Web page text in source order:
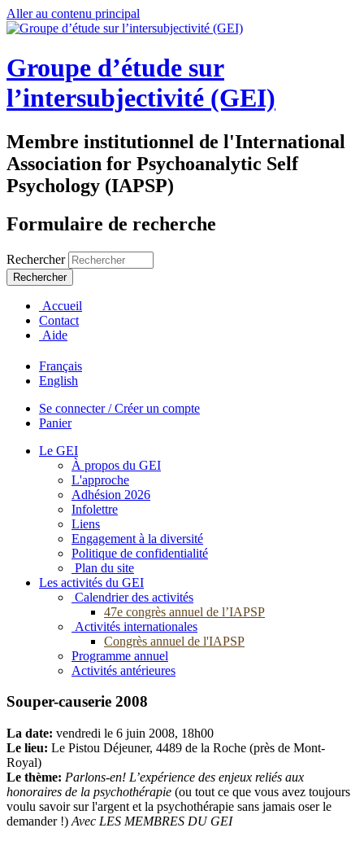
Aller au contenu principal
Groupe d’étude sur
l’intersubjectivité (GEI)
Membre institutionnel de l'International
Association for Psychoanalytic Self
Psychology (IAPSP)
Formulaire de recherche
Rechercher
Accueil
Contact
Aide
Français
English
Se connecter / Créer un compte
Panier
Le GEI
À propos du GEI
L'approche
Adhésion 2026
Infolettre
Liens
Engagement à la diversité
Politique de confidentialité
Plan du site
Les activités du GEI
Calendrier des activités
47e congrès annuel de l’IAPSP
Activités internationales
Congrès annuel de l'IAPSP
Programme annuel
Activités antérieures
Souper-causerie 2008
La date: vendredi le 6 juin 2008, 18h00
Le lieu: Le Pistou Déjeuner, 4489 de la Roche (près de Mont-
Royal)
Le thème: Parlons-en! L’expérience des enjeux reliés aux
honoraires de la psychothérapie (ou tout ce que vous avez toujours
voulu savoir sur l'argent et la psychothérapie sans jamais oser le
demander !) Avec LES MEMBRES DU GEI